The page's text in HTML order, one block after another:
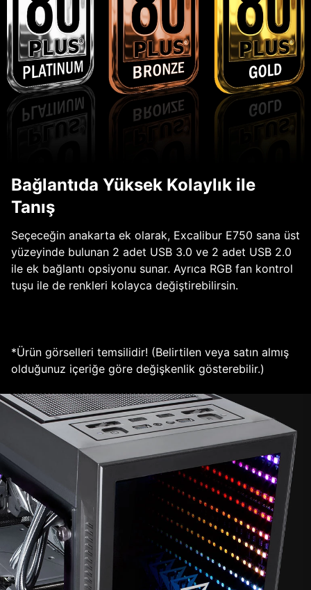
Bağlantıda Yüksek Kolaylık ile
Tanış
Seçeceğin anakarta ek olarak, Excalibur E750 sana üst
yüzeyinde bulunan 2 adet USB 3.0 ve 2 adet USB 2.0
ile ek bağlantı opsiyonu sunar. Ayrıca RGB fan kontrol
tuşu ile de renkleri kolayca değiştirebilirsin.
*Ürün görselleri temsilidir! (Belirtilen veya satın almış
olduğunuz içeriğe göre değişkenlik gösterebilir.)